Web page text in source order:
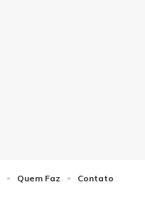
Quem Faz Contato